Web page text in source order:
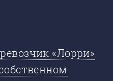
«Лорри»